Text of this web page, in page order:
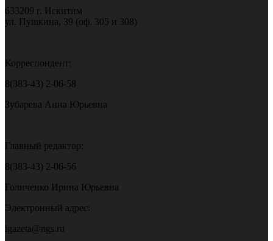
633209 г. Искитим
ул. Пушкина, 39 (оф. 305 и 308)
Корреспондент:
8(383-43) 2-06-58
Зубарева Анна Юрьевна
Главный редактор:
8(383-43) 2-06-56
Голиченко Ирина Юрьевна
Электронный адрес:
igazeta@ngs.ru